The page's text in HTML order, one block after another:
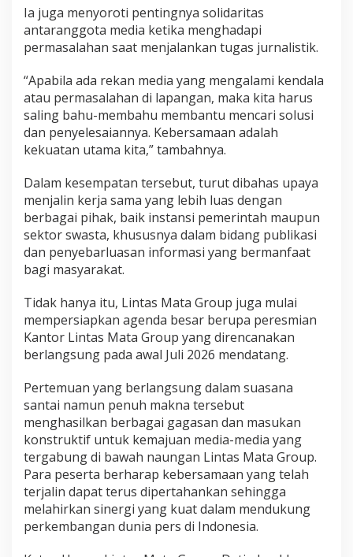
i
B
e
r
a
m
a
Ia juga menyoroti pentingnya solidaritas
antaranggota media ketika menghadapi
permasalahan saat menjalankan tugas jurnalistik.
“Apabila ada rekan media yang mengalami kendala
atau permasalahan di lapangan, maka kita harus
saling bahu-membahu membantu mencari solusi
dan penyelesaiannya. Kebersamaan adalah
kekuatan utama kita,” tambahnya.
Dalam kesempatan tersebut, turut dibahas upaya
menjalin kerja sama yang lebih luas dengan
berbagai pihak, baik instansi pemerintah maupun
sektor swasta, khususnya dalam bidang publikasi
dan penyebarluasan informasi yang bermanfaat
bagi masyarakat.
Tidak hanya itu, Lintas Mata Group juga mulai
mempersiapkan agenda besar berupa peresmian
Kantor Lintas Mata Group yang direncanakan
berlangsung pada awal Juli 2026 mendatang.
Pertemuan yang berlangsung dalam suasana
santai namun penuh makna tersebut
menghasilkan berbagai gagasan dan masukan
konstruktif untuk kemajuan media-media yang
tergabung di bawah naungan Lintas Mata Group.
Para peserta berharap kebersamaan yang telah
terjalin dapat terus dipertahankan sehingga
melahirkan sinergi yang kuat dalam mendukung
perkembangan dunia pers di Indonesia.